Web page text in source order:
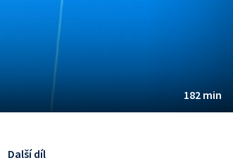
182 min
Další díl